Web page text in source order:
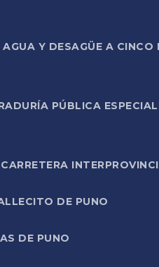
Y DESAGÜE A CINCO
PÚBLICA
DE PUNO
DE PUNO